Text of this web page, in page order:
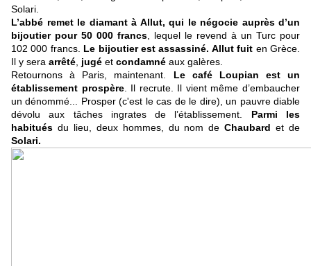
Solari.
L’abbé remet le diamant à Allut, qui le négocie auprès d’un
bijoutier pour 50 000 francs , lequel le revend à un Turc pour
102 000 francs. Le bijoutier est assassiné. Allut fuit en Grèce.
Il y sera arrêté jugé et condamné aux galères.
Retournons à Paris, maintenant. Le café Loupian est un
établissement prospère. Il recrute. Il vient même d’embaucher
un dénommé... Prosper (c'est le cas de le dire), un pauvre diable
dévolu aux tâches ingrates de l’établissement. Parmi les
habitués du lieu, deux hommes, du nom deChaubard et de
Solari.